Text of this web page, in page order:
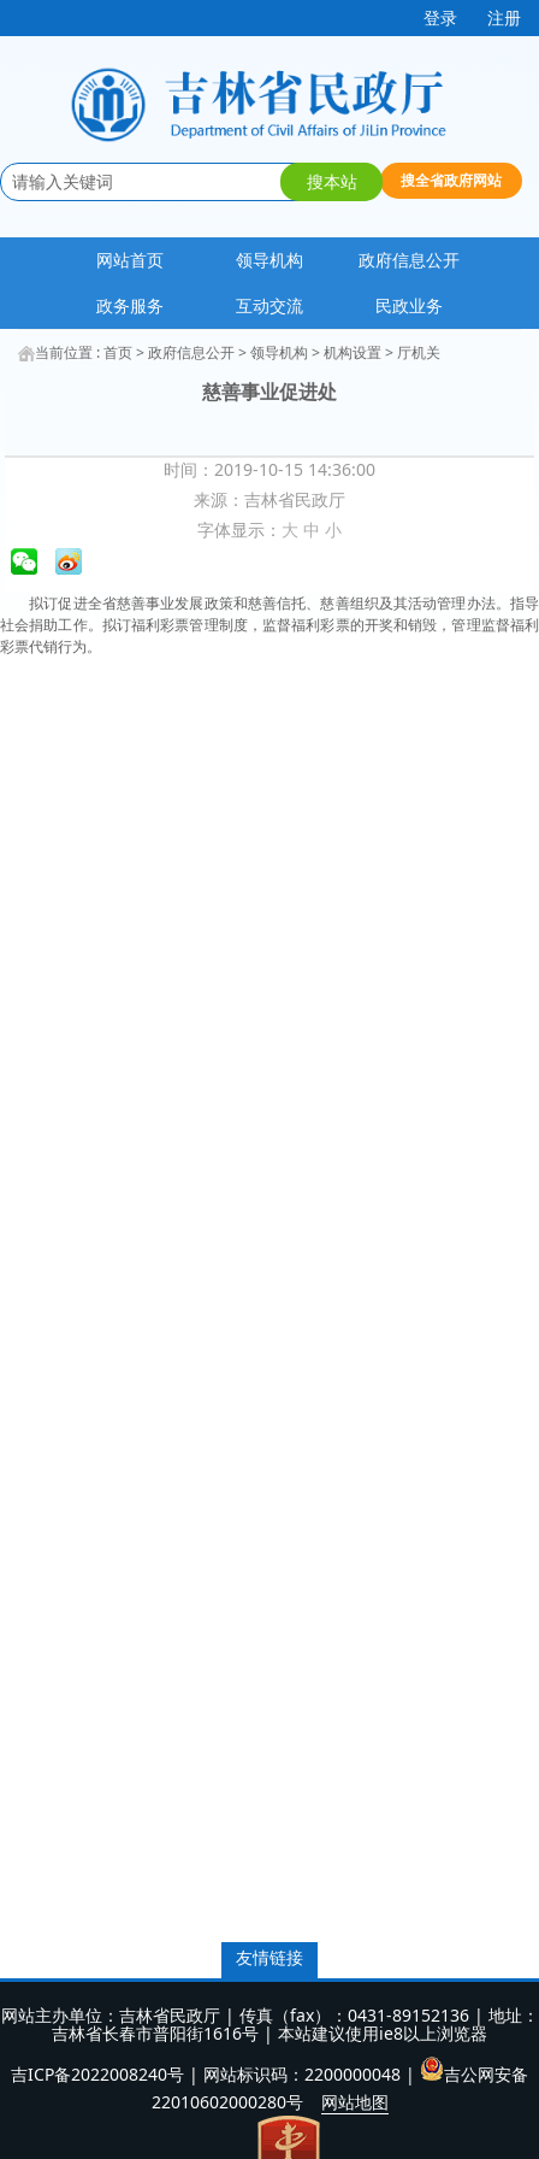
登录 注册
网站首页 领导机构
政府信息公开
政务服务
互动交流 民政业务
当前位置 :首页>政府信息公开>领导机构 >机构设置> 厅机关
慈善事业促进处
时间：2019-10-15 14:36:00
来源： 吉林省民政厅
字体显示： 大 中 小
拟订促进全省慈善事业发展政策和慈善信托、慈善组织及其活动管理办法。指导
社会捐助工作。拟订福利彩票管理制度，监督福利彩票的开奖和销毁，管理监督福利
彩票代销行为。
友情链接
网站主办单位：吉林省民政厅 | 传真（fax）：0431-89152136 | 地址：
吉林省长春市普阳街1616号 | 本站建议使用ie8以上浏览器
吉ICP备2022008240号 | 网站标识码：2200000048 |
吉公网安备
22010602000280号
网站地图